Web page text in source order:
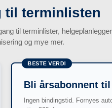
til terminlisten
til terminlister,
og mye mer.
BESTE VERDI
Bli årsabonnent
Ingen bindingstid. Fornyes